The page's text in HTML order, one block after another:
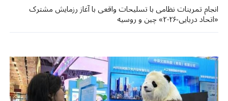
انجام تمرینات نظامی با تسلیحات واقعی با آغاز رزمایش مشترک
«اتحاد دریایی-۲۰۲۶» چین و روسیه